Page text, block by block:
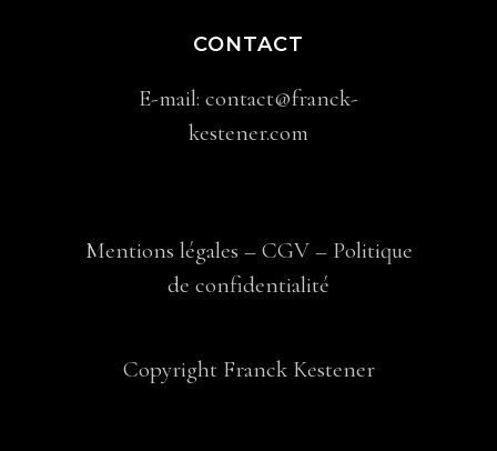
CONTACT
E-mail: contact@franck-
kestener.com
Mentions légales – CGV– Politique
de confidentialité
Copyright Franck Kestener